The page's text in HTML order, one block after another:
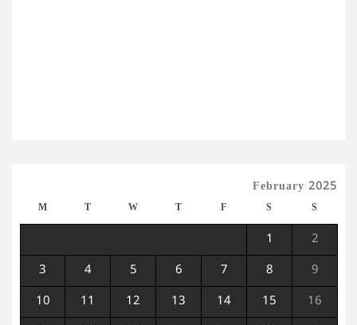
February 2025
M T W T F S S
1 2
3 4 5 6 7 8 9
10 11 12 13 14 15 16